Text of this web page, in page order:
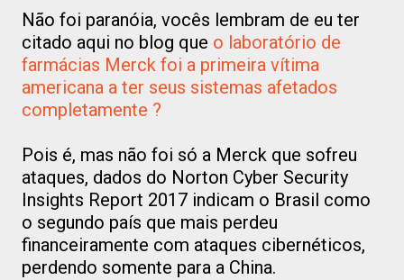
Não foi paranóia, vocês lembram de eu ter
citado aqui no blog que o laboratório de
farmácias Merck foi a primeira vítima
americana a ter seus sistemas afetados
completamente ?
Pois é, mas não foi só a Merck que sofreu
ataques, dados do Norton Cyber Security
Insights Report 2017 indicam o Brasil como
o segundo país que mais perdeu
financeiramente com ataques cibernéticos,
perdendo somente para a China.